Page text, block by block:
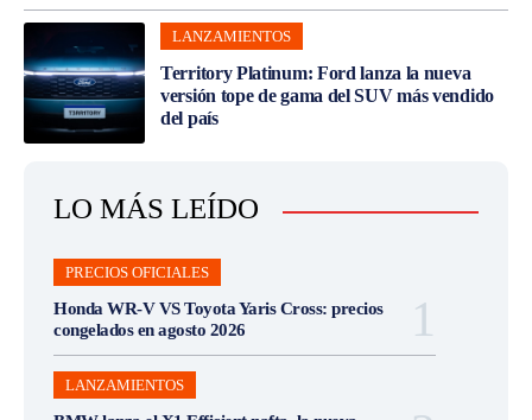
LANZAMIENTOS
Territory Platinum: Ford lanza la nueva
versión tope de gama del SUV más vendido
del país
LO MÁS LEÍDO
PRECIOS OFICIALES
Honda WR-V VS Toyota Yaris Cross: precios
congelados en agosto 2026
LANZAMIENTOS